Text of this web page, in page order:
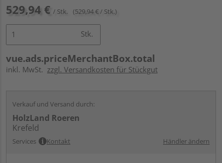
529,94 € / Stk. (529,94 € / Stk.)
Stk.
vue.ads.priceMerchantBox.total
inkl. MwSt. zzgl. Versandkosten für Stückgut
Verkauf und Versand durch:
HolzLand Roeren
Krefeld
Services Kontakt Händler ändern